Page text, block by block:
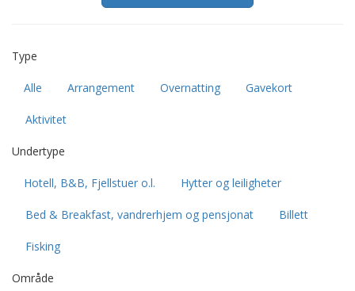
Type
Alle Arrangement Overnatting Gavekort
Aktivitet
Undertype
Hotell, B&B, Fjellstuer o.l. Hytter og leiligheter
Bed & Breakfast, vandrerhjem og pensjonat Billett
Fisking
Område